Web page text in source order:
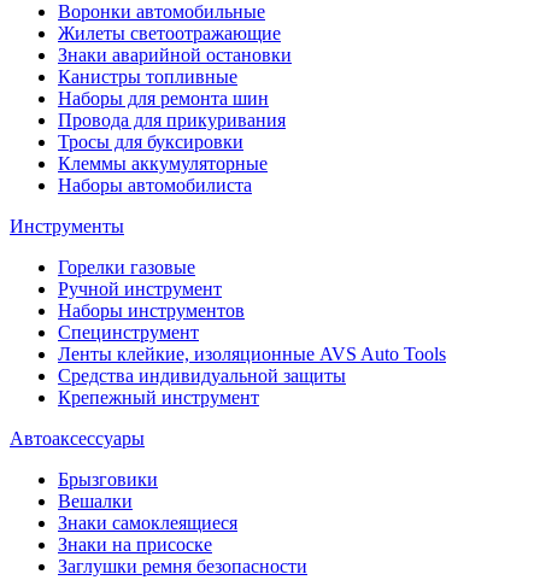
Воронки автомобильные
Жилеты светоотражающие
Знаки аварийной остановки
Канистры топливные
Наборы для ремонта шин
Провода для прикуривания
Тросы для буксировки
Клеммы аккумуляторные
Наборы автомобилиста
Инструменты
Горелки газовые
Ручной инструмент
Наборы инструментов
Специнструмент
Ленты клейкие, изоляционные AVS Auto Tools
Средства индивидуальной защиты
Крепежный инструмент
Автоаксессуары
Брызговики
Вешалки
Знаки самоклеящиеся
Знаки на присоске
Заглушки ремня безопасности